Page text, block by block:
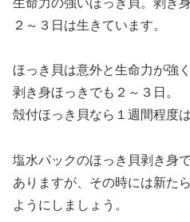
生命力の強いほっき貝。剥き
２～３日は生きています。
ほっき貝は意外と生命力が強
剥き身ほっきでも２～３日。
殻付ほっき貝なら１週間程度
塩水パックのほっき貝剥き身
ありますが、その時には新た
ようにしましょう。